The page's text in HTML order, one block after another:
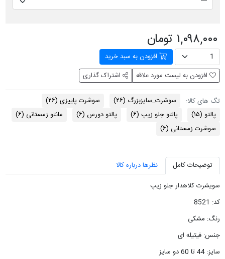
۱,۰۹۸,۰۰۰ تومان
افزودن به سبد خرید
افزودن به لیست مورد علاقه
اشتراک گذاری
تگ های کالا: سوشرت_سایزبزرگ (۲۶) سوشرت پاییزی (۲۶)
پالتو (۱۵) پالتو جلو زیپ (۶) پالتو دورس (۶) مانتو زمستانی (۶)
سوشرت زمستانی (۶)
توضیحات کامل
نظرها درباره کالا
سویشرت کلاهدار جلو زیپ
کد: 8521
رنگ: مشکی
جنس: فیتیله ای
سایز: 44 تا 60 دو سایز